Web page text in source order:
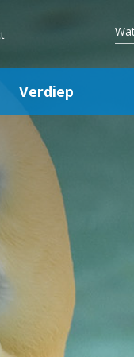
Verdiep